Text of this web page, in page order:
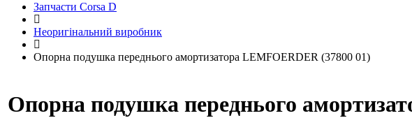
Запчасти Corsa D
Неоригінальний виробник
Опорна подушка переднього амортизатора LEMFOERDER (37800 01)
Опорна подушка переднього